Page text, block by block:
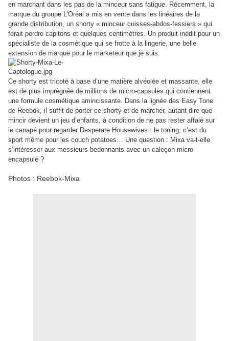
en marchant dans les pas de la minceur sans fatigue. Récemment, la
marque du groupe L’Oréal a mis en vente dans les linéaires de la
grande distribution, un shorty « minceur cuisses-abdos-fessiers » qui
ferait perdre capitons et quelques centimètres. Un produit inédit pour un
spécialiste de la cosmétique qui se frotte à la lingerie, une belle
extension de marque pour le marketeur que je suis.
Ce shorty est tricoté à base d’une matière alvéolée et massante, elle
est de plus imprégnée de millions de micro-capsules qui contiennent
une formule cosmétique amincissante. Dans la lignée des Easy Tone
de Reebok, il suffit de porter ce shorty et de marcher, autant dire que
mincir devient un jeu d’enfants, à condition de ne pas rester affalé sur
le canapé pour regarder Desperate Housewives : le toning, c’est du
sport même pour les couch potatoes… Une question : Mixa va-t-elle
s’intéresser aux messieurs bedonnants avec un caleçon micro-
encapsulé ?
Photos : Reebok-Mixa